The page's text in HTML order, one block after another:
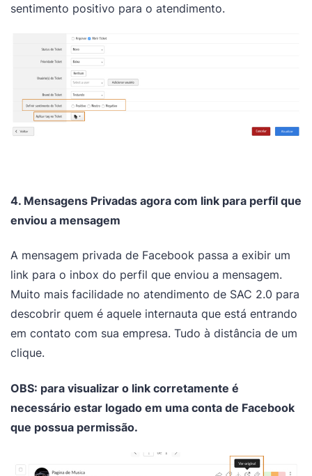
sentimento positivo para o atendimento.
4. Mensagens Privadas agora com link para perfil que
enviou a mensagem
A mensagem privada de Facebook passa a exibir um
link para o inbox do perfil que enviou a mensagem.
Muito mais facilidade no atendimento de SAC 2.0 para
descobrir quem é aquele internauta que está entrando
em contato com sua empresa. Tudo à distância de um
clique.
OBS: para visualizar o link corretamente é
necessário estar logado em uma conta de Facebook
que possua permissão.